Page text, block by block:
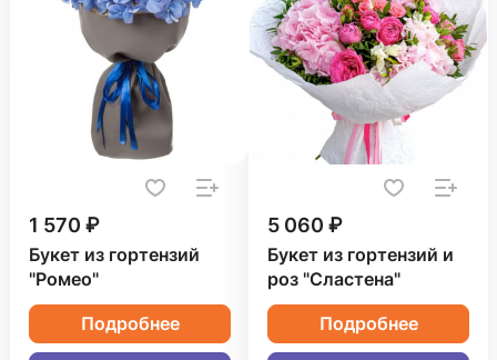
1 570 ₽
Букет из гортензий
"Ромео"
Подробнее
5 060 ₽
Букет из гортензий и
роз "Сластена"
Подробнее